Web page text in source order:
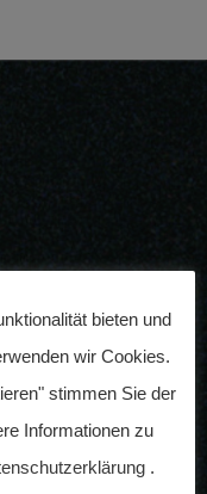
2017
bieten und
wir Cookies.
stimmen Sie der
Informationen zu
.